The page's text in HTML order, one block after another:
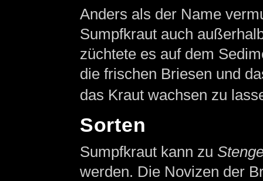
Anders als der Name
Sumpfkraut auch
züchtete es auf dem
die frischen Briesen und
das Kraut wachsen zu
Sorten
Sumpfkraut kann zu
werden. Die Novizen der